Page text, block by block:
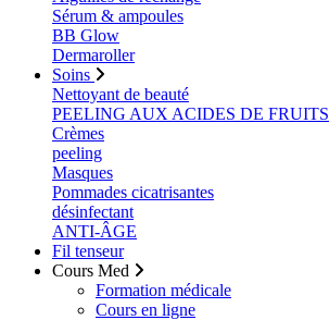
Sérum & ampoules
BB Glow
Dermaroller
Soins
Nettoyant de beauté
PEELING AUX ACIDES DE FRUITS
Crèmes
peeling
Masques
Pommades cicatrisantes
désinfectant
ANTI-ÂGE
Fil tenseur
Cours Med
Formation médicale
Cours en ligne